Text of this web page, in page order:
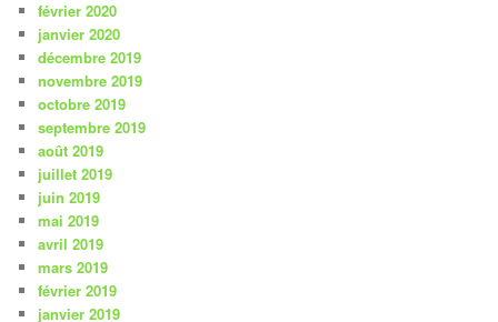
février 2020
janvier 2020
décembre 2019
novembre 2019
octobre 2019
septembre 2019
août 2019
juillet 2019
juin 2019
mai 2019
avril 2019
mars 2019
février 2019
janvier 2019